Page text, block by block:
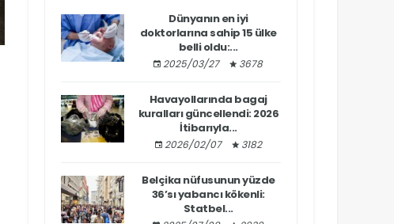
Dünyanın en iyi
doktorlarına sahip 15 ülke
belli oldu:...
2025/03/27 3678
Havayollarında bagaj
kuralları güncellendi: 2026
İtibarıyla...
2026/02/07 3182
Belçika nüfusunun yüzde
36’sı yabancı kökenli:
Statbel...